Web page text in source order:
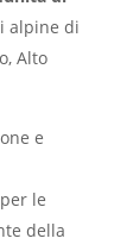
alpine di
Alto
e
le
della